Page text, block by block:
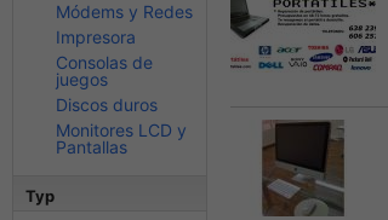
Módems y Redes
Impresora
Consolas de
juegos
Discos duros
Monitores LCD y
Pantallas
Typ